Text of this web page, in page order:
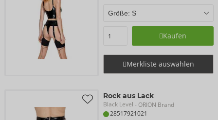
Kaufen
Merkliste auswählen
Rock aus Lack
Black Level - ORION Brand
28517921021